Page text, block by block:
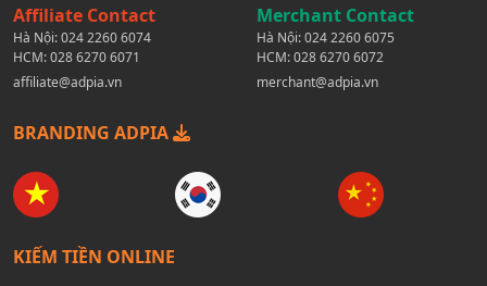
Affiliate Contact
Hà Nội:024 2260 6074
HCM:028 6270 6071
affiliate@adpia.vn
Merchant Contact
Hà Nội:024 2260 6075
HCM:028 6270 6072
merchant@adpia.vn
BRANDING ADPIA
KIẾM TIỀN ONLINE